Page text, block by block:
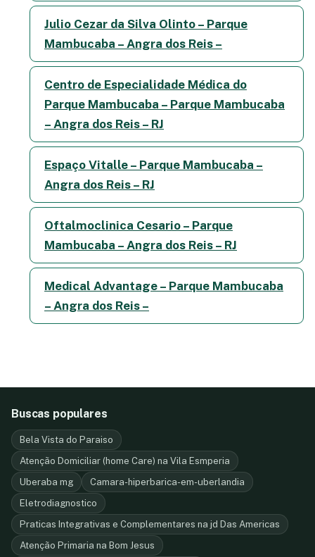
Julio Cezar da Silva Olinto – Parque
Mambucaba – Angra dos Reis –
Centro de Especialidade Médica do
Parque Mambucaba – Parque Mambucaba
– Angra dos Reis – RJ
Espaço Vitalle – Parque Mambucaba –
Angra dos Reis – RJ
Oftalmoclinica Cesario – Parque
Mambucaba – Angra dos Reis – RJ
Medical Advantage – Parque Mambucaba
– Angra dos Reis –
Buscas populares
Bela Vista do Paraiso
Atenção Domiciliar (home Care) na Vila Esmperia
Uberaba mg
Camara-hiperbarica-em-uberlandia
Eletrodiagnostico
Praticas Integrativas e Complementares na jd Das Americas
Atenção Primaria na Bom Jesus